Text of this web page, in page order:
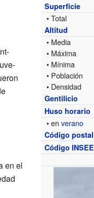
Superficie
• Total
Altitud
• Media
• Máxima
• Mínima
• Población
• Densidad
Gentilicio
Huso horario
• enverano
Código postal
Código INSEE
en el